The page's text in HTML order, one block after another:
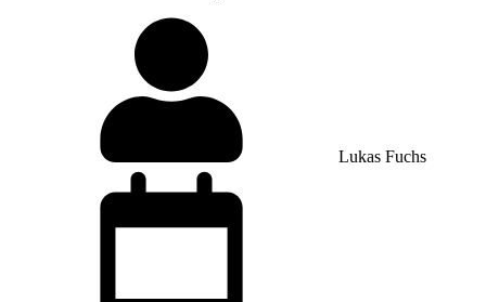
Lukas Fuchs